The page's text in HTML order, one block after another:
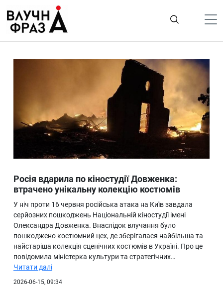
содержимому
Лайфстайл
ТехноНаука
Людина
Ukraine
Про нас
Росія вдарила по кіностудії Довженка:
втрачено унікальну колекцію костюмів
У ніч проти 16 червня російська атака на Київ завдала
серйозних пошкоджень Національній кіностудії імені
Олександра Довженка. Внаслідок влучання було
пошкоджено костюмний цех, де зберігалася найбільша та
найстаріша колекція сценічних костюмів в Україні. Про це
повідомила міністерка культури та стратегічних…
Читати далі
2026-06-15, 09:34